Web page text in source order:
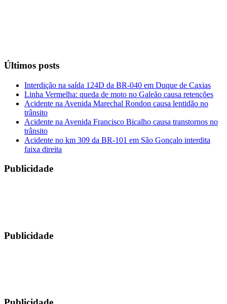
Últimos posts
Interdição na saída 124D da BR-040 em Duque de Caxias
Linha Vermelha: queda de moto no Galeão causa retenções
Acidente na Avenida Marechal Rondon causa lentidão no
trânsito
Acidente na Avenida Francisco Bicalho causa transtornos no
trânsito
Acidente no km 309 da BR-101 em São Gonçalo interdita
faixa direita
Publicidade
Publicidade